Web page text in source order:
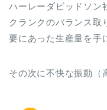
ハーレーダビッドソン
クランクのバランス取
要にあった生産量を手
その次に不快な振動（